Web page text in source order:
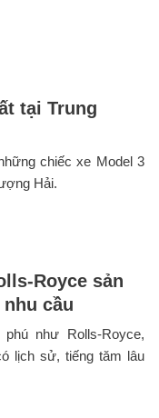
tại Trung
chiếc xe Model 3
Hải.
Royce sản
cầu
như Rolls-Royce,
lịch sử, tiếng tăm lâu